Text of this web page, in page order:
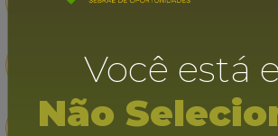
Coco-da-baía
Erva-mate
Você está
Não